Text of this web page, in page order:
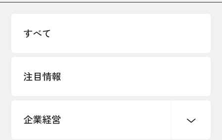
すべて
注目情報
企業経営